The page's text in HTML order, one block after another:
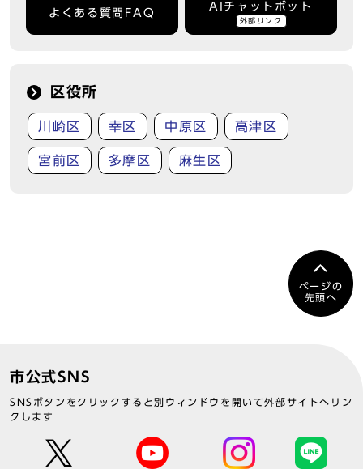
よくある質問FAQ
AIチャットボット
外部リンク
区役所
川崎区 幸区 中原区 高津区
宮前区 多摩区 麻生区
ページの
先頭へ
市公式SNS
SNSボタンをクリックすると別ウィンドウを開いて外部サイトへリン
クします